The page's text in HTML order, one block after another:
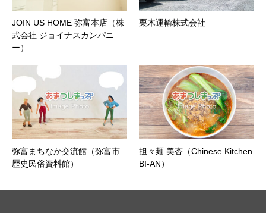
JOIN US HOME 弥富本店（株
式会社 ジョイナスカンパニ
ー）
栗木運輸株式会社
弥富まちなか交流館（弥富市
歴史民俗資料館）
担々麺 美杏（Chinese Kitchen
BI-AN）